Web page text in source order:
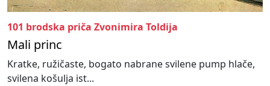
101 brodska priča Zvonimira Toldija
Mali princ
Kratke, ružičaste, bogato nabrane svilene pump hlače,
svilena košulja ist...